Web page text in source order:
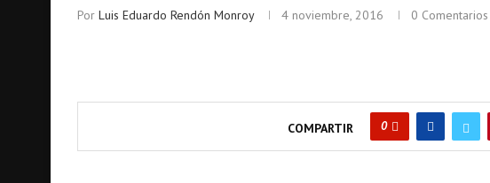
Por Luis Eduardo Rendón Monroy 4 noviembre, 2016 0 Comentarios
COMPARTIR 0